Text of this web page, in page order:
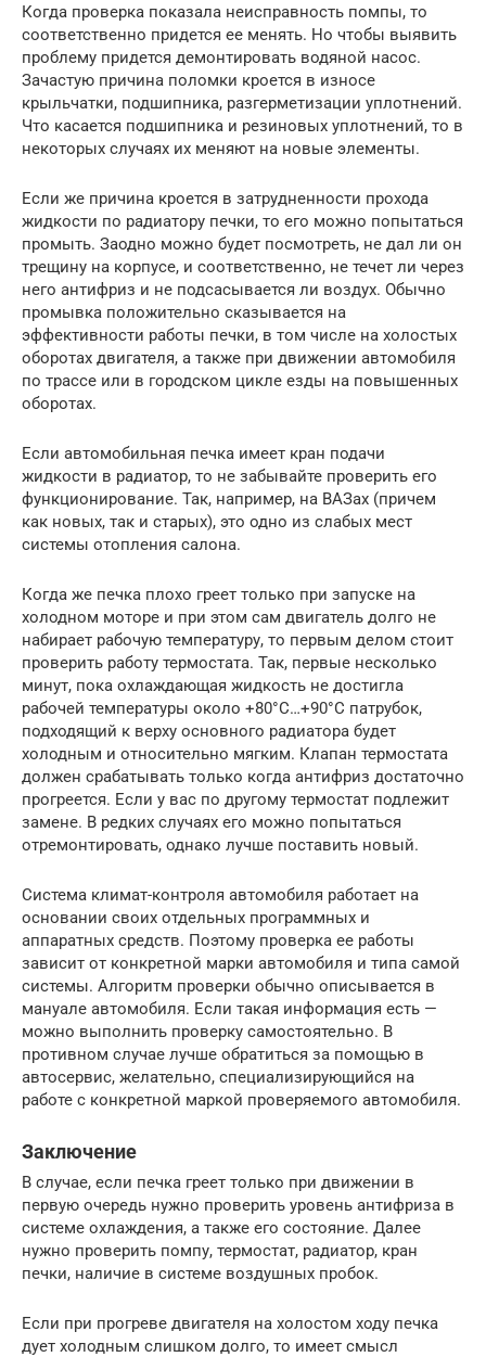
Когда проверка показала неисправность помпы, то
соответственно придется ее менять. Но чтобы выявить
проблему придется демонтировать водяной насос.
Зачастую причина поломки кроется в износе
крыльчатки, подшипника, разгерметизации уплотнений.
Что касается подшипника и резиновых уплотнений, то в
некоторых случаях их меняют на новые элементы.
Если же причина кроется в затрудненности прохода
жидкости по радиатору печки, то его можно попытаться
промыть. Заодно можно будет посмотреть, не дал ли он
трещину на корпусе, и соответственно, не течет ли через
него антифриз и не подсасывается ли воздух. Обычно
промывка положительно сказывается на
эффективности работы печки, в том числе на холостых
оборотах двигателя, а также при движении автомобиля
по трассе или в городском цикле езды на повышенных
оборотах.
Если автомобильная печка имеет кран подачи
жидкости в радиатор, то не забывайте проверить его
функционирование. Так, например, на ВАЗах (причем
как новых, так и старых), это одно из слабых мест
системы отопления салона.
Когда же печка плохо греет только при запуске на
холодном моторе и при этом сам двигатель долго не
набирает рабочую температуру, то первым делом стоит
проверить работу термостата. Так, первые несколько
минут, пока охлаждающая жидкость не достигла
рабочей температуры около +80°С…+90°С патрубок,
подходящий к верху основного радиатора будет
холодным и относительно мягким. Клапан термостата
должен срабатывать только когда антифриз достаточно
прогреется. Если у вас по другому термостат подлежит
замене. В редких случаях его можно попытаться
отремонтировать, однако лучше поставить новый.
Система климат-контроля автомобиля работает на
основании своих отдельных программных и
аппаратных средств. Поэтому проверка ее работы
зависит от конкретной марки автомобиля и типа самой
системы. Алгоритм проверки обычно описывается в
мануале автомобиля. Если такая информация есть —
можно выполнить проверку самостоятельно. В
противном случае лучше обратиться за помощью в
автосервис, желательно, специализирующийся на
работе с конкретной маркой проверяемого автомобиля.
Заключение
В случае, если печка греет только при движении в
первую очередь нужно проверить уровень антифриза в
системе охлаждения, а также его состояние. Далее
нужно проверить помпу, термостат, радиатор, кран
печки, наличие в системе воздушных пробок.
Если при прогреве двигателя на холостом ходу печка
дует холодным слишком долго, то имеет смысл